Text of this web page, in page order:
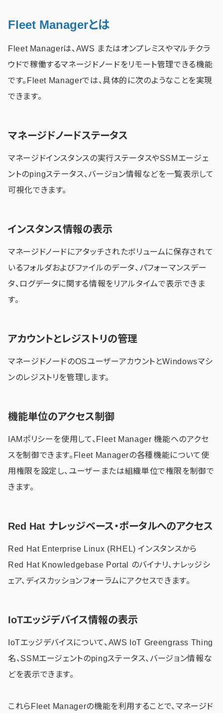
Fleet Managerとは
Fleet Managerは、AWS またはオンプレミスやマルチクラ
ウドで稼働するマネージドノードをリモート管理できる機能
です。Fleet Managerでは、具体的に次のようなことを実現
できます。
マネージドノードステータス
マネージドインスタンスの実行ステータスやSSMエージェ
ントのpingステータス、バージョン情報などを一覧表示して
可視化できます。
インスタンス情報の表示
マネージドノードにアタッチされたボリュームに保存されて
いるフォルダおよびファイルのデータ、パフォーマンスデー
タ、ログデータに関する情報をリアルタイムで表示できま
す。
アカウントとレジストリの管理
マネージドノードのOSユーザーアカウントとWindowsマシ
ンのレジストリを管理します。
機能単位のアクセス制御
IAMポリシーを使用して、Fleet Manager 機能へのアクセ
スを制御できます。Fleet Managerの各種機能について使
用権限を設定し、ユーザーまたは組織単位で権限を制御で
きます。
Red Hat ナレッジベース・ポータルへのアクセス
Red Hat Enterprise Linux (RHEL) インスタンスから
Red Hat Knowledgebase Portal のバイナリ、ナレッジシ
ェア、ディスカッションフォーラムにアクセスできます。
IoTエッジデバイス情報の表示
IoTエッジデバイスについて、AWS IoT Greengrass Thing
名、SSMエージェントのpingステータス、バージョン情報な
どを表示できます。
これらFleet Managerの機能を利用することで、マネージド